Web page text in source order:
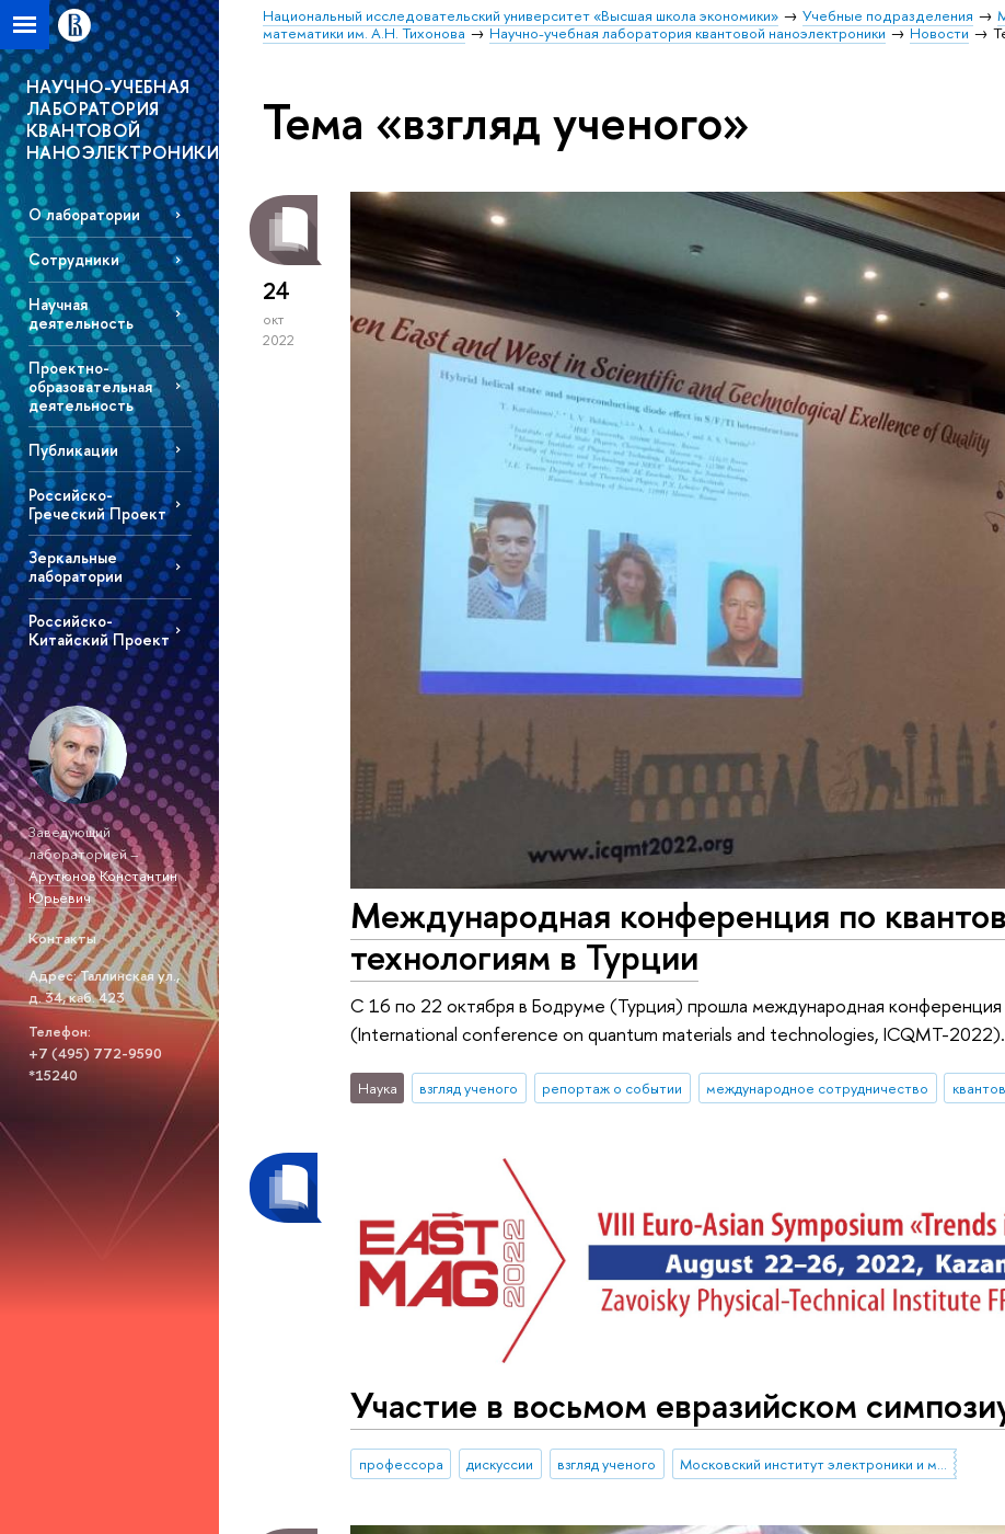
Национальный исследовательский университет «Высшая школа экономики» Учебные подразделения
математики им. А.Н. Тихонова
Научно-учебная лаборатория квантовой наноэлектроники Новости
НАУЧНО-УЧЕБНАЯ
ЛАБОРАТОРИЯ
КВАНТОВОЙ
НАНОЭЛЕКТРОНИКИ
О лаборатории
Сотрудники
Научная
деятельность
Проектно-
образовательная
деятельность
Публикации
Российско-
Греческий Проект
Зеркальные
лаборатории
Российско-
Китайский Проект
Заведующий
лабораторией –
Арутюнов Константин
Юрьевич
Контакты
Адрес: Таллинская ул.,
д. 34, каб. 423
Телефон:
+7 (495) 772-9590
*15240
Тема «взгляд ученого»
24
окт
2022
Международная конференция по
технологиям в Турции
С 16 по 22 октября в Бодруме (Турция) прошла международная конференция
(International conference on quantum materials and technologies, ICQMT-2022).
Наука взгляд ученого репортаж о событии международное сотрудничество
Участие в восьмом евразийском
профессора дискуссии взгляд ученого Московский институт электроники и математики им. А.Н. Тихонова